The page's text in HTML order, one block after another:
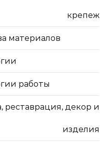
крепеж
материалов
работы
реставрация, декор и
изделия